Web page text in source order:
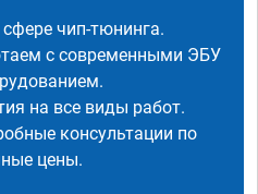
чип-тюнинга.
с современными ЭБУ
на все виды работ.
консультации по
цены.